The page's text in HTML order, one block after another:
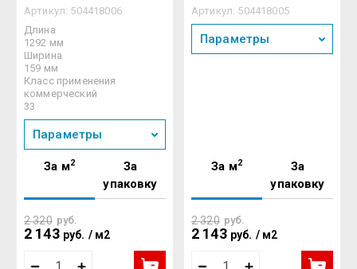
Артикул: 504418006
Длина
1292 мм
Ширина
159 мм
Класс применения
коммерческий
33
Параметры
За м2
За
упаковку
2 320 руб.
2 143 руб. / м2
Артикул: 504418005
Параметры
За м2
За
упаковку
2 320 руб.
2 143 руб. / м2